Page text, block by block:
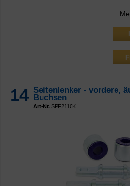
14 Seitenlenker - vordere,
Buchsen
Art-Nr. SPF2110K